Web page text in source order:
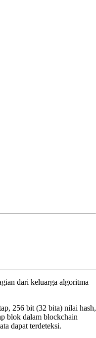
dari keluarga algoritma
256 bit (32 bita) nilai hash,
blok dalam blockchain
dapat terdeteksi.